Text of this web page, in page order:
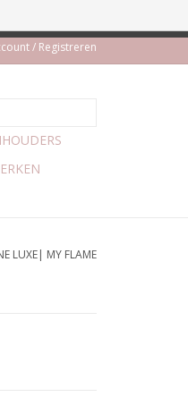
/ Registreren
LUXE| MY FLAME